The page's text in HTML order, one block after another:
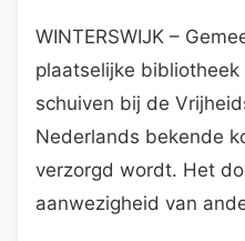
WINTERSWIJK –
plaatselijke
schuiven bij de
Nederlands bekende
verzorgd wordt. Het
aanwezigheid van